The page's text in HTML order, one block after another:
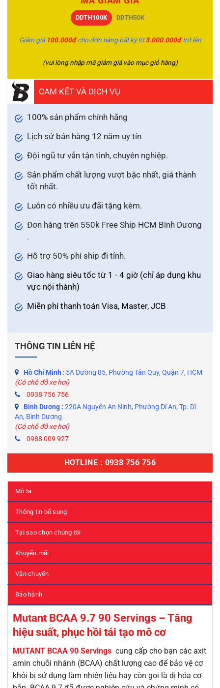
DDTH100K DDTH50K
Giảm giá 100.000đcho đơn hàng bất kỳ từ3.000.000đ trở lên
(vui lòng nhập mã giảm giá vào mục giỏ hàng)
CAM KẾT VÀ DỊCH VỤ
100% sản phẩm chính hãng
Lịch sử bán hàng 12 năm uy tín
Đội ngũ tư vẫn tận tình, chuyên nghiệp.
Sản phẩm chất lượng vượt bậc nhất, giá thành
tốt nhất.
Luôn có nhiều ưu đãi tặng kèm.
Đơn hàng trên 550k Free Ship HCM Bình Dương
.
Hỗ trợ 50% phí ship đi tỉnh.
Giao hàng siêu tốc từ 1 - 4 giờ (chỉ áp dụng khu
vực nội thành)
Miễn phí thanh toán Visa, Master, JCB
THÔNG TIN LIÊN HỆ
Hồ Chí Minh : 5A Đường 85, Phường Tân Quy, Quận 7, HCM
(Có chỗ đỗ xe hơi)
0938 756 756
Bình Dương : 220A Nguyễn An Ninh, Phường Dĩ An, Tp. Dĩ
An, Bình Dương
(Có chỗ đỗ xe hơi)
0988 009 927
HOTLINE : 0938 756 756
Mô tả
Thông tin bổ sung
Tại sao chọn chúng tôi
Khuyến mãi
Vận chuyển
Bảo hành
Mutant BCAA 9.7 90 Servings – Tăng
hiệu suất, phục hồi tái tạo mô cơ
MUTANT BCAA 90 Servings cung cấp cho bạn các axit
amin chuỗi nhánh (BCAA) chất lượng cao để bảo vệ cơ
khỏi bị sử dụng làm nhiên liệu hay còn gọi là dị hóa cơ